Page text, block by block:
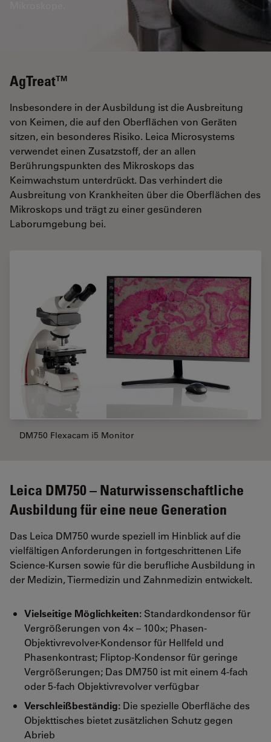
AgTreat™
Insbesondere in der Ausbildung ist die Ausbreitung
von Keimen, die auf den Oberflächen von Geräten
sitzen, ein besonderes Risiko. Leica Microsystems
verwendet einen Zusatzstoff, der an allen
Berührungspunkten des Mikroskops das
Keimwachstum unterdrückt. Das verhindert die
Ausbreitung von Krankheiten über die Oberflächen des
Mikroskops und trägt zu einer gesünderen
Laborumgebung bei.
DM750 Flexacam i5 Monitor
Leica DM750 – Naturwissenschaftliche
Ausbildung für eine neue Generation
Das Leica DM750 wurde speziell im Hinblick auf die
vielfältigen Anforderungen in fortgeschrittenen Life
Science-Kursen sowie für die berufliche Ausbildung in
der Medizin, Tiermedizin und Zahnmedizin entwickelt.
Vielseitige Möglichkeiten: Standardkondensor für
Vergrößerungen von 4× – 100×; Phasen-
Objektivrevolver-Kondensor für Hellfeld und
Phasenkontrast; Fliptop-Kondensor für geringe
Vergrößerungen; Das DM750 ist mit einem 4-fach
oder 5-fach Objektivrevolver verfügbar
Verschleißbeständig: Die spezielle Oberfläche des
Objekttisches bietet zusätzlichen Schutz gegen
Abrieb